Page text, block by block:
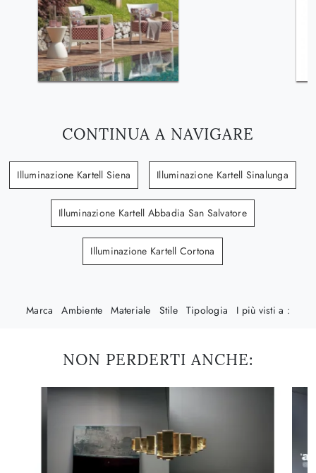
CONTINUA A NAVIGARE
Illuminazione Kartell Siena Illuminazione Kartell Sinalunga
Illuminazione Kartell Abbadia San Salvatore
Illuminazione Kartell Cortona
Marca Ambiente Materiale Stile Tipologia I più visti a :
NON PERDERTI ANCHE: